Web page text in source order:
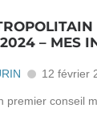
– MES
12 février
premier conseil